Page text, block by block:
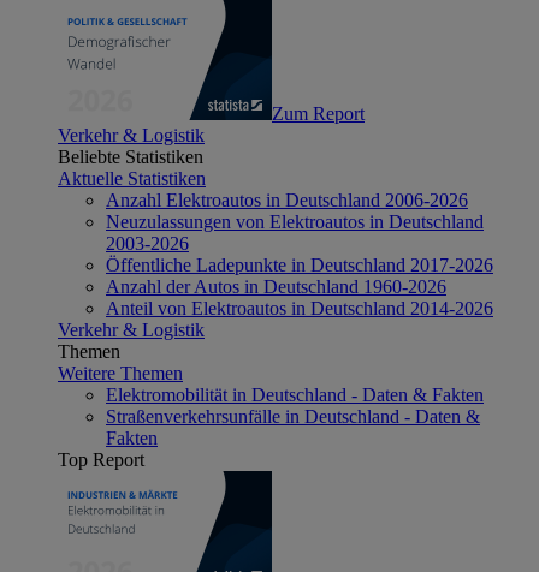
Zum Report
Verkehr & Logistik
Beliebte Statistiken
Aktuelle Statistiken
Anzahl Elektroautos in Deutschland 2006-2026
Neuzulassungen von Elektroautos in Deutschland
2003-2026
Öffentliche Ladepunkte in Deutschland 2017-2026
Anzahl der Autos in Deutschland 1960-2026
Anteil von Elektroautos in Deutschland 2014-2026
Verkehr & Logistik
Themen
Weitere Themen
Elektromobilität in Deutschland - Daten & Fakten
Straßenverkehrsunfälle in Deutschland - Daten &
Fakten
Top Report